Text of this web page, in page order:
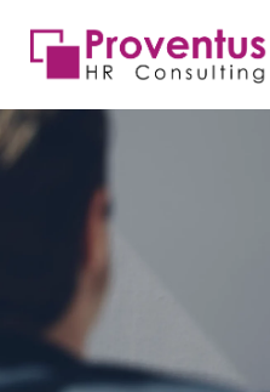
Skip
to
content